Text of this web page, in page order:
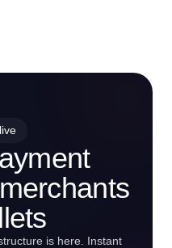
is here. Instant